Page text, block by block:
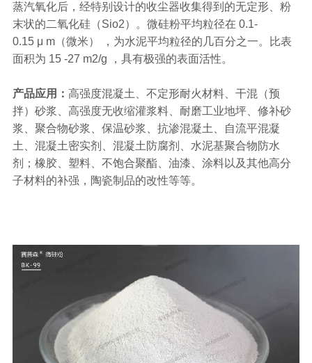
蒸汽氧化后，经特别设计的收尘器收集得到的无定形、粉
末状的二氧化硅（Sio2）。微硅粉平均粒径在 0.1-
0.15 μ m（微米） ，为水泥平均粒径的几百分之一。比表
面积为 15 -27 m2/g ，具有极强的表面活性。
产品应用： 高强度混凝土、不定形耐火材料、干混（预
拌）砂浆、高强度无收缩灌浆料、耐磨工业地坪、修补砂
浆、聚合物砂浆、保温砂浆、抗渗混凝土、自流平混凝
土、混凝土密实剂、混凝土防腐剂、水泥基聚合物防水
剂；橡胶、塑料、不饱合聚酯、油漆、涂料以及其他高分
子材料的补强，陶瓷制品的改性等等。